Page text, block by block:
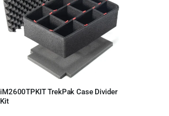
iM2600TPKIT TrekPak Case Divider
Kit